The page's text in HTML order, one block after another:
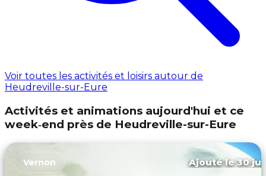
Voir toutes les activités et loisirs autour de
Heudreville-sur-Eure
Activités et animations aujourd'hui et ce
week‑end près de Heudreville-sur-Eure
Vernon Ajouté le 30